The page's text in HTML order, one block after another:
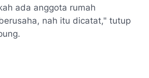
ada anggota rumah
nah itu dicatat," tutup